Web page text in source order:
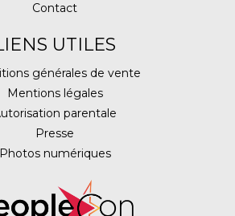
Contact
UTILES
générales de vente
Mentions légales
parentale
Presse
Photos numériques